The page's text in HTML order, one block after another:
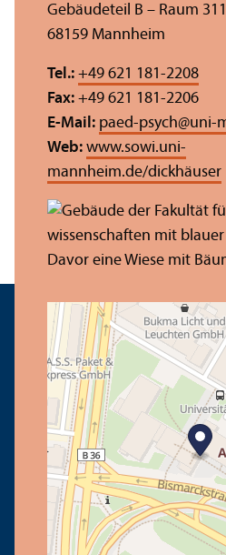
Gebäudeteil B – Raum 311
68159 Mannheim
Tel.: +49 621 181-2208
Fax: +49 621 181-2206
E-Mail: paed-psych@uni-
Web: www.sowi.uni-
mannheim.de/dickhäuser